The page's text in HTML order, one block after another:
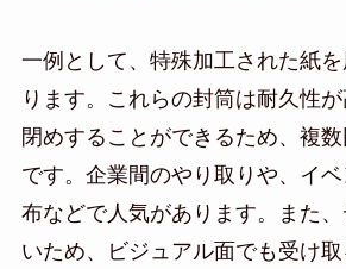
一例として、特殊加工された紙
ります。これらの封筒は耐久性
閉めすることができるため、複
です。企業間のやり取りや、イ
布などで人気があります。また
いため、ビジュアル面でも受け